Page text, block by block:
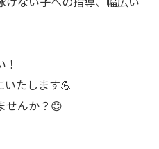
いたします💪
せんか？😊